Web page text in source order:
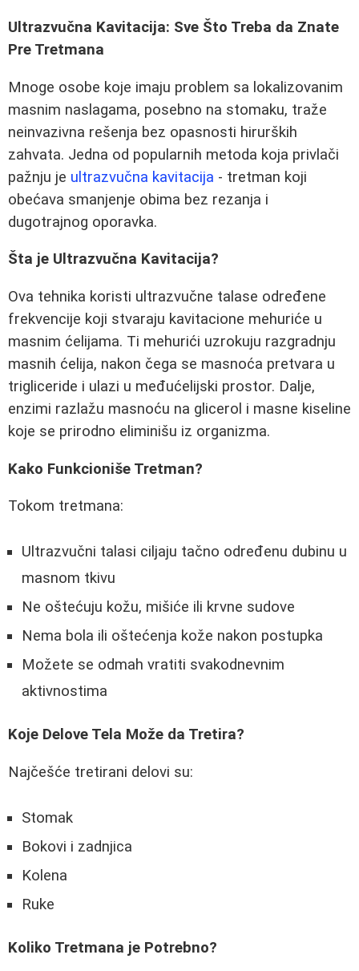
Ultrazvučna Kavitacija: Sve Što Treba da Znate
Pre Tretmana
Mnoge osobe koje imaju problem sa lokalizovanim
masnim naslagama, posebno na stomaku, traže
neinvazivna rešenja bez opasnosti hirurških
zahvata. Jedna od popularnih metoda koja privlači
pažnju je ultrazvučna kavitacija - tretman koji
obećava smanjenje obima bez rezanja i
dugotrajnog oporavka.
Šta je Ultrazvučna Kavitacija?
Ova tehnika koristi ultrazvučne talase određene
frekvencije koji stvaraju kavitacione mehuriće u
masnim ćelijama. Ti mehurići uzrokuju razgradnju
masnih ćelija, nakon čega se masnoća pretvara u
trigliceride i ulazi u međućelijski prostor. Dalje,
enzimi razlažu masnoću na glicerol i masne kiseline
koje se prirodno eliminišu iz organizma.
Kako Funkcioniše Tretman?
Tokom tretmana:
Ultrazvučni talasi ciljaju tačno određenu dubinu u
masnom tkivu
Ne oštećuju kožu, mišiće ili krvne sudove
Nema bola ili oštećenja kože nakon postupka
Možete se odmah vratiti svakodnevnim
aktivnostima
Koje Delove Tela Može da Tretira?
Najčešće tretirani delovi su:
Stomak
Bokovi i zadnjica
Kolena
Ruke
Koliko Tretmana je Potrebno?